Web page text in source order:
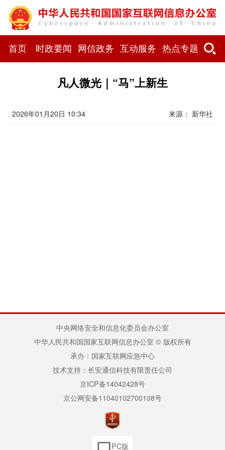
首页 时政要闻 网信政务 互动服务 热点专题
凡人微光｜“马”上新生
2026年01月20日 10:34 来源： 新华社
中央网络安全和信息化委员会办公室
中华人民共和国国家互联网信息办公室 © 版权所有
承办：国家互联网应急中心
技术支持：长安通信科技有限责任公司
京ICP备14042428号
京公网安备11040102700108号
PC版